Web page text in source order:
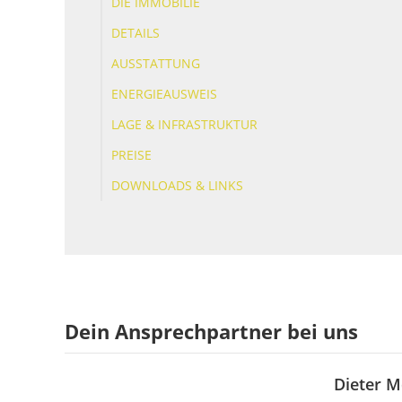
DETAILS
AUSSTATTUNG
ENERGIEAUSWEIS
LAGE & INFRASTRUKTUR
PREISE
DOWNLOADS & LINKS
Dein Ansprechpartner bei uns
Dieter